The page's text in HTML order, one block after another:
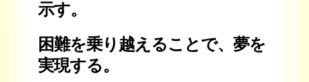
示す。
困難を乗り越えることで、夢を
実現する。